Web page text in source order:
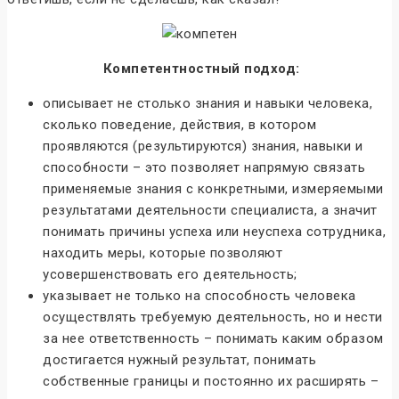
Компетентностный подход:
описывает не столько знания и навыки человека,
сколько поведение, действия, в котором
проявляются (результируются) знания, навыки и
способности – это позволяет напрямую связать
применяемые знания с конкретными, измеряемыми
результатами деятельности специалиста, а значит
понимать причины успеха или неуспеха сотрудника,
находить меры, которые позволяют
усовершенствовать его деятельность;
указывает не только на способность человека
осуществлять требуемую деятельность, но и нести
за нее ответственность – понимать каким образом
достигается нужный результат, понимать
собственные границы и постоянно их расширять –